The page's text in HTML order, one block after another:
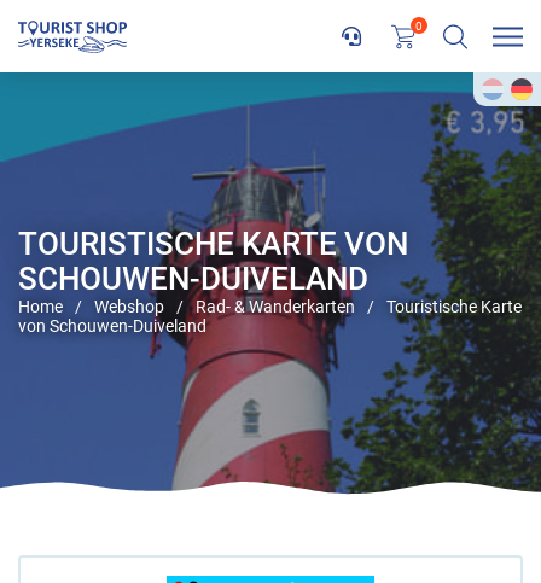
0
TOURISTISCHE KARTE VON
SCHOUWEN-DUIVELAND
Home / Webshop / Rad- & Wanderkarten /
Touristische Karte
von Schouwen-Duiveland